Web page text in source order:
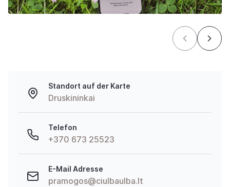
Standort auf der Karte
Druskininkai
Telefon
+370 673 25523
E-Mail Adresse
pramogos@ciulbaulba.lt